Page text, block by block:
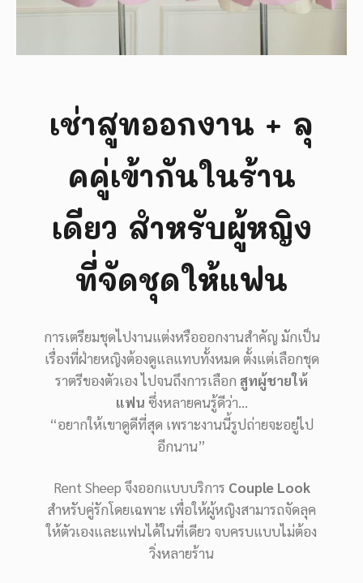
เช่าสูทออกงาน + ลุ
คคู่เข้ากันในร้าน
เดียว สำหรับผู้หญิง
ที่จัดชุดให้แฟน
การเตรียมชุดไปงานแต่งหรือออกงานสำคัญ มักเป็น
เรื่องที่ฝ่ายหญิงต้องดูแลแทบทั้งหมด ตั้งแต่เลือกชุด
ราตรีของตัวเอง ไปจนถึงการเลือก สูทผู้ชายให้
แฟน ซึ่งหลายคนรู้ดีว่า…
“อยากให้เขาดูดีที่สุด เพราะงานนี้รูปถ่ายจะอยู่ไป
อีกนาน”
Rent Sheep จึงออกแบบบริการ Couple Look
สำหรับคู่รักโดยเฉพาะ เพื่อให้ผู้หญิงสามารถจัดลุค
ให้ตัวเองและแฟนได้ในที่เดียว จบครบแบบไม่ต้อง
วิ่งหลายร้าน